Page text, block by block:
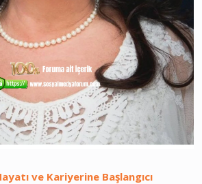
ve Kariyerine Başlangıcı